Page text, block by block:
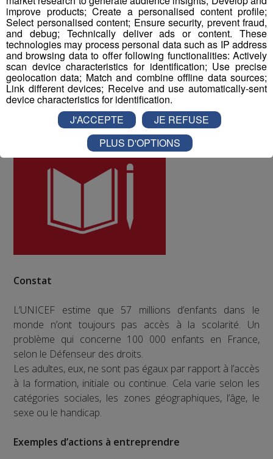
les collaborateurs ont donné une note globale de 8 sur
10 à la qualité de vie au travail au sein du Groupe Mont
Blanc Médias.
ODD numéro 4 : Education de qualité
Constat
L’UNICEF estime que 57 millions d’enfants dans le
monde n’ont toujours pas accès à la scolarité. Un
problème qui concerne 100 000 enfants en France,
selon le Défenseur des droits.
Les adultes, eux, ne sont pas égaux par rapport à l’accès
à la formation, initiale ou continue. Cela varie selon les
catégories sociales, les zones géographiques, l’âge, le
sexe ou le handicap.
Exemples d’actions à entreprendre
improve products; Create a personalised content profile;
Select personalised content; Ensure security, prevent fraud,
and debug; Technically deliver ads or content. These
technologies may process personal data such as IP address
and browsing data to offer following functionalities: Actively
scan device characteristics for identification; Use precise
geolocation data; Match and combine offline data sources;
Link different devices; Receive and use automatically-sent
device characteristics for identification.
J'ACCEPTE
JE REFUSE
PLUS D'OPTIONS